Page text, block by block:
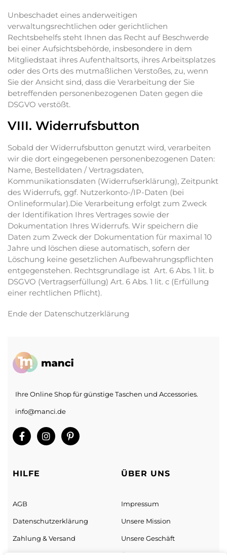
Unbeschadet eines anderweitigen
verwaltungsrechtlichen oder gerichtlichen
Rechtsbehelfs steht Ihnen das Recht auf Beschwerde
bei einer Aufsichtsbehörde, insbesondere in dem
Mitgliedstaat ihres Aufenthaltsorts, ihres Arbeitsplatzes
oder des Orts des mutmaßlichen Verstoßes, zu, wenn
Sie der Ansicht sind, dass die Verarbeitung der Sie
betreffenden personenbezogenen Daten gegen die
DSGVO verstößt.
VIII. Widerrufsbutton
Sobald der Widerrufsbutton genutzt wird, verarbeiten
wir die dort eingegebenen personenbezogenen Daten:
Name, Bestelldaten / Vertragsdaten,
Kommunikationsdaten (Widerrufserklärung), Zeitpunkt
des Widerrufs, ggf. Nutzerkonto-/IP-Daten (bei
Onlineformular).Die Verarbeitung erfolgt zum Zweck
der Identifikation Ihres Vertrages sowie der
Dokumentation Ihres Widerrufs. Wir speichern die
Daten zum Zweck der Dokumentation für maximal 10
Jahre und löschen diese automatisch, sofern der
Löschung keine gesetzlichen Aufbewahrungspflichten
entgegenstehen. Rechtsgrundlage ist Art. 6 Abs. 1 lit. b
DSGVO (Vertragserfüllung) Art. 6 Abs. 1 lit. c (Erfüllung
einer rechtlichen Pflicht).
Ende der Datenschutzerklärung
Ihre Online Shop für günstige Taschen und Accessories.
info@manci.de
Amerika (USA)
AGB
Datenschutz­erklärung
Impressum
Unsere Mission